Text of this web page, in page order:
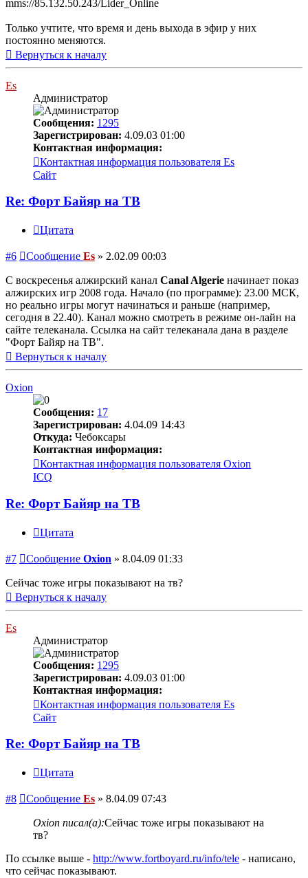
mms://85.132.50.243/Lider_Online
Только учтите, что время и день выхода в эфир у них
постоянно меняются.
Вернуться к началу
Es
Администратор
Сообщения: 1295
Зарегистрирован: 4.09.03 01:00
Контактная информация:
Контактная информация пользователя Es
Сайт
Re: Форт Байяр на ТВ
Цитата
#6 Сообщение Es » 2.02.09 00:03
С воскресенья алжирский канал Canal Algerie начинает показ
алжирских игр 2008 года. Начало (по программе): 23.00 МСК,
но реально игры могут начинаться и раньше (например,
сегодня в 22.40). Канал можно смотреть в режиме он-лайн на
сайте телеканала. Ссылка на сайт телеканала дана в разделе
"Форт Байяр на ТВ".
Вернуться к началу
Oxion
Сообщения: 17
Зарегистрирован: 4.04.09 14:43
Откуда: Чебоксары
Контактная информация:
Контактная информация пользователя Oxion
ICQ
Re: Форт Байяр на ТВ
Цитата
#7 Сообщение Oxion » 8.04.09 01:33
Сейчас тоже игры показывают на тв?
Вернуться к началу
Es
Администратор
Сообщения: 1295
Зарегистрирован: 4.09.03 01:00
Контактная информация:
Контактная информация пользователя Es
Сайт
Re: Форт Байяр на ТВ
Цитата
#8 Сообщение Es » 8.04.09 07:43
Oxion писал(а):Сейчас тоже игры показывают на
тв?
По ссылке выше - http://www.fortboyard.ru/info/tele - написано,
что сейчас показывают.